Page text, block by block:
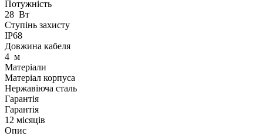
Потужність
28 Вт
Ступінь захисту
IP68
Довжина кабеля
4 м
Матеріали
Матеріал корпуса
Нержавіюча сталь
Гарантія
Гарантія
12 місяців
Опис